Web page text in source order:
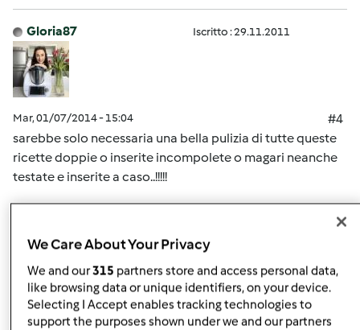
Gloria87 Iscritto : 29.11.2011
Mar, 01/07/2014 - 15:04
#4
sarebbe solo necessaria una bella pulizia di tutte queste
ricette doppie o inserite incompolete o magari neanche
testate e inserite a caso..!!!!!
Accedio registratiper poter commentare
das Iscritto : 10.10.2013
We Care About Your Privacy
We and our315 partners store and access personal data,
like browsing data or unique identifiers, on your device.
Selecting I Accept enables tracking technologies to
support the purposes shown under we and our partners